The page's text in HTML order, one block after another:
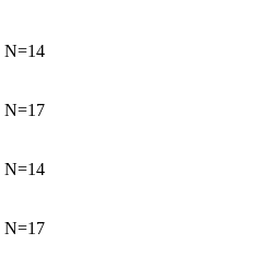
N=14
N=17
N=14
N=17